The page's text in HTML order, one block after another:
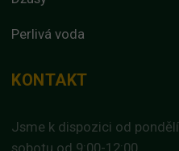
Perlivá voda
KONTAKT
Jsme k dispozici od
sobotu od 9:00-12:00